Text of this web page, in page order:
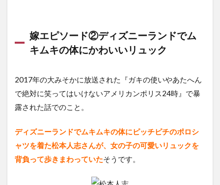
嫁エピソード②ディズニーランドでム
キムキの体にかわいいリュック
2017年の大みそかに放送された『ガキの使いやあたへん
で絶対に笑ってはいけないアメリカンポリス24時』で暴
露された話でのこと。
ディズニーランドでムキムキの体にピッチピチのポロシ
ャツを着た松本人志さんが、女の子の可愛いリュックを
背負って歩きまわっていたそうです。